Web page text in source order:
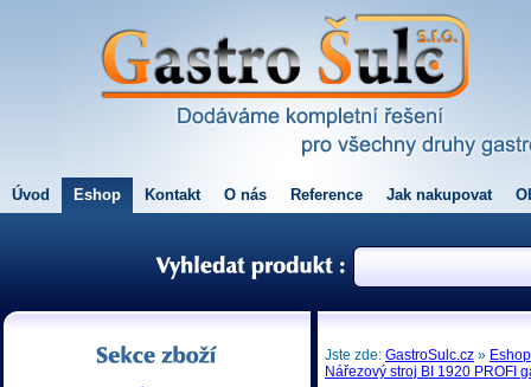
Úvod Eshop Kontakt O nás Reference Jak nakupovat
Jste zde:GastroSulc.cz » Eshop
Nářezový stroj BI 1920 PROFI